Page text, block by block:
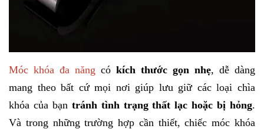
Móc khóa đa năng có kích thước gọn nhẹ, dễ dàng
mang theo bất cứ mọi nơi giúp lưu giữ các loại chìa
khóa của bạn tránh tình trạng thất lạc hoặc bị hỏng.
Và trong những trường hợp cần thiết, chiếc móc khóa